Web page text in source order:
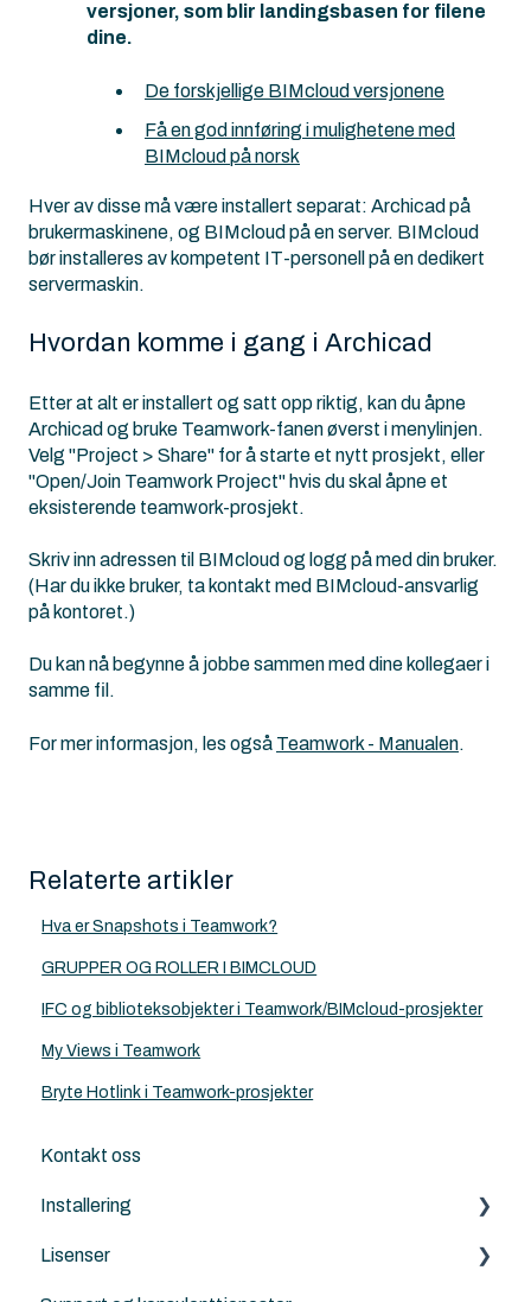
versjoner, som blir landingsbasen for filene
dine.
De forskjellige BIMcloud versjonene
Få en god innføring i mulighetene med
BIMcloud på norsk
Hver av disse må være installert separat: Archicad på
brukermaskinene, og BIMcloud på en server. BIMcloud
bør installeres av kompetent IT-personell på en dedikert
servermaskin.
Hvordan komme i gang i Archicad
Etter at alt er installert og satt opp riktig, kan du åpne
Archicad og bruke Teamwork-fanen øverst i menylinjen.
Velg "Project > Share" for å starte et nytt prosjekt, eller
"Open/Join Teamwork Project" hvis du skal åpne et
eksisterende teamwork-prosjekt.
Skriv inn adressen til BIMcloud og logg på med din bruker.
(Har du ikke bruker, ta kontakt med BIMcloud-ansvarlig
på kontoret.)
Du kan nå begynne å jobbe sammen med dine kollegaer i
samme fil.
For mer informasjon, les også Teamwork - Manualen.
Relaterte artikler
Hva er Snapshots i Teamwork?
GRUPPER OG ROLLER I BIMCLOUD
IFC og biblioteksobjekter i Teamwork/BIMcloud-prosjekter
My Views i Teamwork
Bryte Hotlink i Teamwork-prosjekter
Kontakt oss
Installering
Archicad
Lisenser